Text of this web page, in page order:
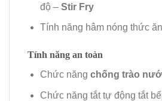
độ – Stir Fry
Tính năng hâm nóng thức ăn
Tính năng an toàn
Chức năng chống trào
Chức năng tắt tự động tắt